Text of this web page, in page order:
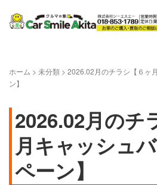
ホーム > 未分類 > 2026.02月のチラシ【６ヶ
ン】
2026.02月のチ
月キャッシュ
ペーン】